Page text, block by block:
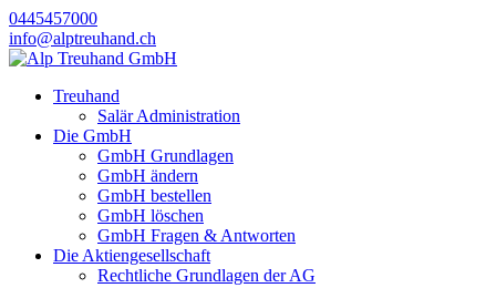
0445457000
info@alptreuhand.ch
Treuhand
Salär Administration
Die GmbH
GmbH Grundlagen
GmbH ändern
GmbH bestellen
GmbH löschen
GmbH Fragen & Antworten
Die Aktiengesellschaft
Rechtliche Grundlagen der AG